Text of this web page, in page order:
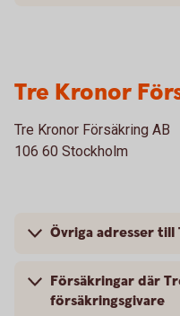
Tre Kronor
Tre Kronor Försäkring AB
106 60 Stockholm
Övriga adresser
Försäkringar där
försäkringsgivare